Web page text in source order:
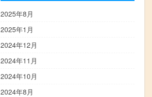
2025年8月
2025年1月
2024年12月
2024年11月
2024年10月
2024年8月